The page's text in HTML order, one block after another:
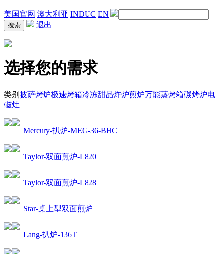
美国官网 澳大利亚 INDUC EN
退出
选择您的需求
类别 披萨烤炉极速烤箱冷冻甜品炸炉煎炉万能蒸烤箱碳烤炉电
磁灶
Mercury-扒炉-MEG-36-BHC
Taylor-双面煎炉-L820
Taylor-双面煎炉-L828
Star-桌上型双面煎炉
Lang-扒炉-136T